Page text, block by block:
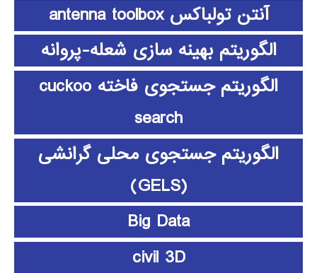
آنتن تولباکس antenna toolbox
الگوریتم بهینه سازی شعله-پروانه
الگوریتم جستجوی فاخته cuckoo
search
الگوریتم جستجوی محلی گرانشی
(GELS)
Big Data
civil 3D